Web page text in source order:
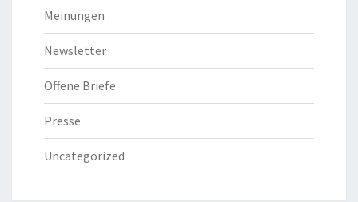
Meinungen
Newsletter
Offene Briefe
Presse
Uncategorized